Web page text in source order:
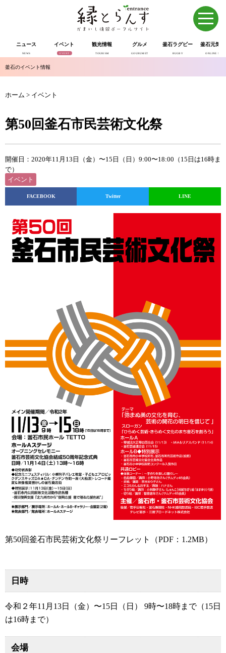
ニュース
NEWS
イベント
EVENT
観光情報
TOURISM
グルメ
GOURUMET
釜石ラグビー
RUGBY
釜石元気
ONLINE SHOP
釜石のイベント情報
ホーム > イベント
第50回釜石市民芸術文化祭
開催日：2020年11月13日（金）〜15日（日）9:00〜18:00（15日は16時ま
で）
イベント
FACEBOOK Twitter LINE
第50回釜石市民芸術文化祭リーフレット （PDF：1.2MB）
日時
令和２年11月13日（金）〜15日（日） 9時〜18時まで（15日
は16時まで）
会場